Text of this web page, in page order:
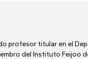
profesor titular en el
del Instituto Feijoo